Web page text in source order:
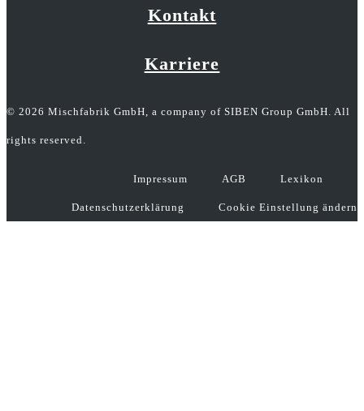
Kontakt
Karriere
© 2026 Mischfabrik GmbH, a company of SIBEN Group GmbH. All
rights reserved.
Impressum AGB Lexikon
Datenschutzerklärung Cookie Einstellung ändern